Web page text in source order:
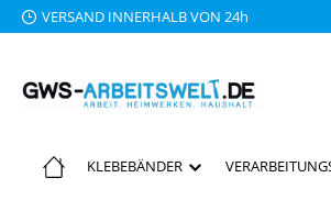
Hauptinhalt springen
Zur Suche springen
Zur Hauptnavigation springen
VERSAND INNERHALB VON 24h
KLEBEBÄNDER